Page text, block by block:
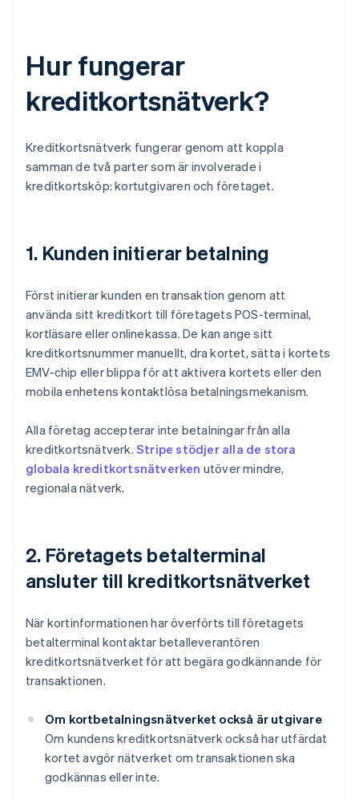
Hur fungerar
kreditkortsnätverk?
Kreditkortsnätverk fungerar genom att koppla
samman de två parter som är involverade i
kreditkortsköp: kortutgivaren och företaget.
1. Kunden initierar betalning
Först initierar kunden en transaktion genom att
använda sitt kreditkort till företagets POS-terminal,
kortläsare eller onlinekassa. De kan ange sitt
kreditkortsnummer manuellt, dra kortet, sätta i kortets
EMV-chip eller blippa för att aktivera kortets eller den
mobila enhetens kontaktlösa betalningsmekanism.
Alla företag accepterar inte betalningar från alla
kreditkortsnätverk. Stripe stödjer alla de stora
globala kreditkortsnätverken utöver mindre,
regionala nätverk.
2. Företagets betalterminal
ansluter till kreditkortsnätverket
När kortinformationen har överförts till företagets
betalterminal kontaktar betalleverantören
kreditkortsnätverket för att begära godkännande för
transaktionen.
Om kortbetalningsnätverket också är utgivare
Om kundens kreditkortsnätverk också har utfärdat
kortet avgör nätverket om transaktionen ska
godkännas eller inte.